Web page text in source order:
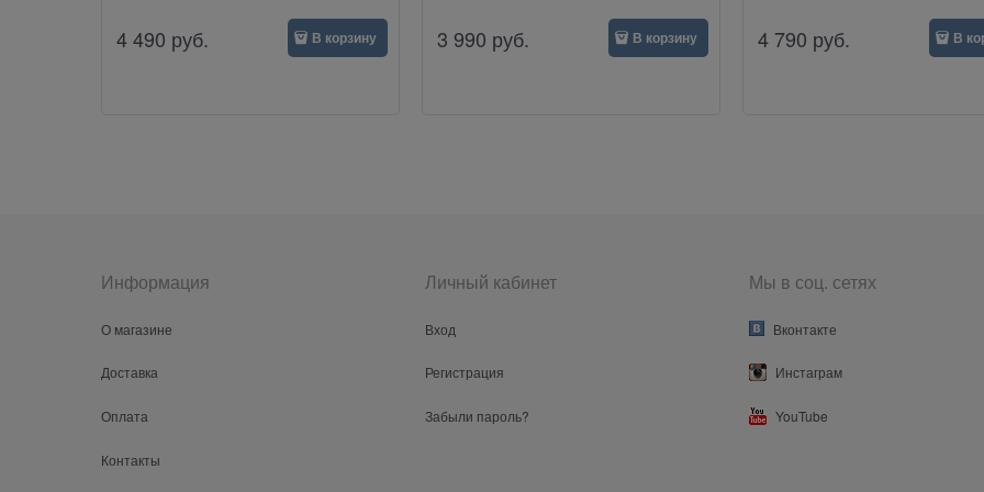
4 490 руб. В корзину 3 990 руб. В корзину 4 790 руб. В
Информация
О магазине
Доставка
Оплата
Контакты
Личный кабинет
Вход
Регистрация
Забыли пароль?
Мы в соц. сетях
Вконтакте
Инстаграм
YouTube